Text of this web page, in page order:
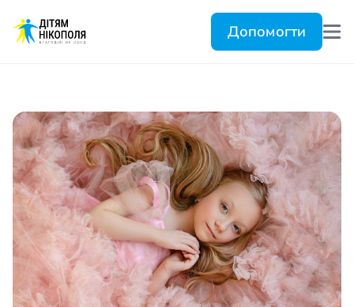
Допомогти